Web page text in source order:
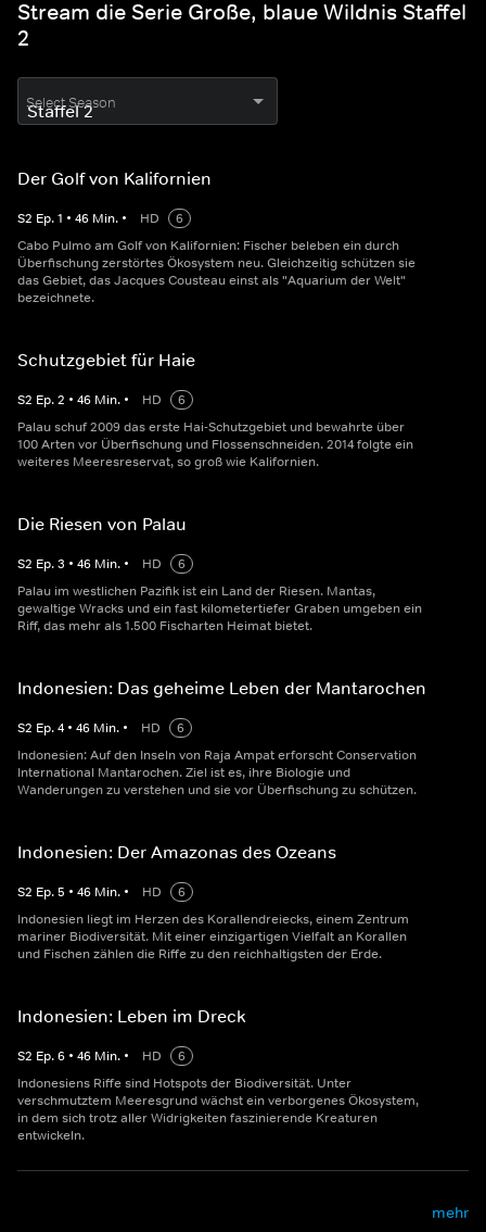
Stream die Serie Große, blaue Wildnis Staffel
2
Select Season
Der Golf von Kalifornien
S2 Ep.1 • 46 Min. • HD
6
Cabo Pulmo am Golf von Kalifornien: Fischer beleben ein durch
Überfischung zerstörtes Ökosystem neu. Gleichzeitig schützen sie
das Gebiet, das Jacques Cousteau einst als "Aquarium der Welt"
bezeichnete.
Schutzgebiet für Haie
S2 Ep.2 • 46 Min. • HD
6
Palau schuf 2009 das erste Hai-Schutzgebiet und bewahrte über
100 Arten vor Überfischung und Flossenschneiden. 2014 folgte ein
weiteres Meeresreservat, so groß wie Kalifornien.
Die Riesen von Palau
S2 Ep.3 • 46 Min. • HD
6
Palau im westlichen Pazifik ist ein Land der Riesen. Mantas,
gewaltige Wracks und ein fast kilometertiefer Graben umgeben ein
Riff, das mehr als 1.500 Fischarten Heimat bietet.
Indonesien: Das geheime Leben der Mantarochen
S2 Ep.4 • 46 Min. • HD
6
Indonesien: Auf den Inseln von Raja Ampat erforscht Conservation
International Mantarochen. Ziel ist es, ihre Biologie und
Wanderungen zu verstehen und sie vor Überfischung zu schützen.
Indonesien: Der Amazonas des Ozeans
S2 Ep.5 • 46 Min. • HD
6
Indonesien liegt im Herzen des Korallendreiecks, einem Zentrum
mariner Biodiversität. Mit einer einzigartigen Vielfalt an Korallen
und Fischen zählen die Riffe zu den reichhaltigsten der Erde.
Indonesien: Leben im Dreck
S2 Ep.6 • 46 Min. • HD
6
Indonesiens Riffe sind Hotspots der Biodiversität. Unter
verschmutztem Meeresgrund wächst ein verborgenes Ökosystem,
in dem sich trotz aller Widrigkeiten faszinierende Kreaturen
entwickeln.
mehr